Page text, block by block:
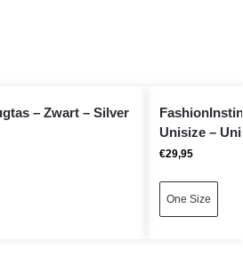
– Zwart – Silver
Unisize –
€29,95
One Size